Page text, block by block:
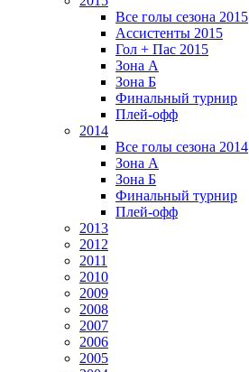
Все голы сезона 2015
Ассистенты 2015
Гол + Пас 2015
Зона А
Зона Б
Финальный турнир
Плей-офф
2014
Все голы сезона 2014
Зона А
Зона Б
Финальный турнир
Плей-офф
2013
2012
2011
2010
2009
2008
2007
2006
2005